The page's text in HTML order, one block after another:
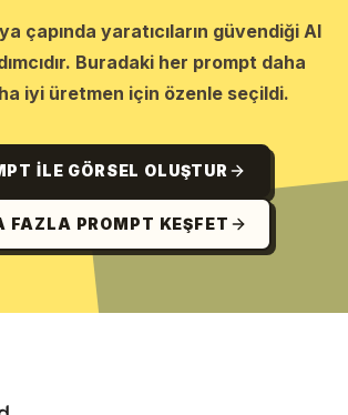
çapında yaratıcıların güvendiği AI
Buradaki her prompt daha
iyi üretmen için özenle seçildi.
ILE GÖRSEL OLUŞTUR
FAZLA PROMPT KEŞFET